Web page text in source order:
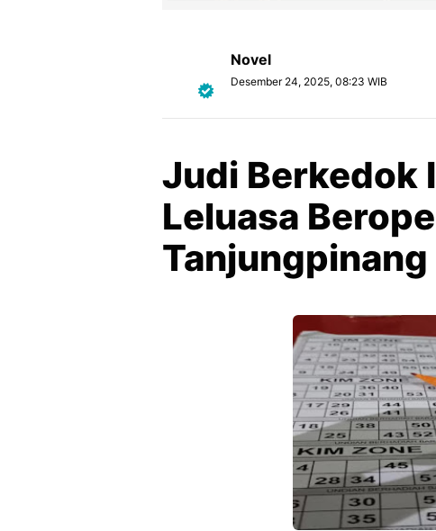
Novel
Desember 24, 2025, 08:23 WIB
Judi Berkedok
Leluasa
Tanjungpinang